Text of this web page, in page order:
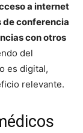
a internet
de conferencia
con otros
del
es digital,
relevante.